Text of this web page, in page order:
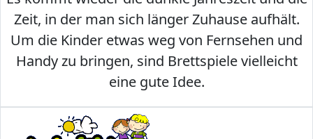
Zeit, in der man sich länger Zuhause aufhält.
Um die Kinder etwas weg von Fernsehen und
Handy zu bringen, sind Brettspiele vielleicht
eine gute Idee.